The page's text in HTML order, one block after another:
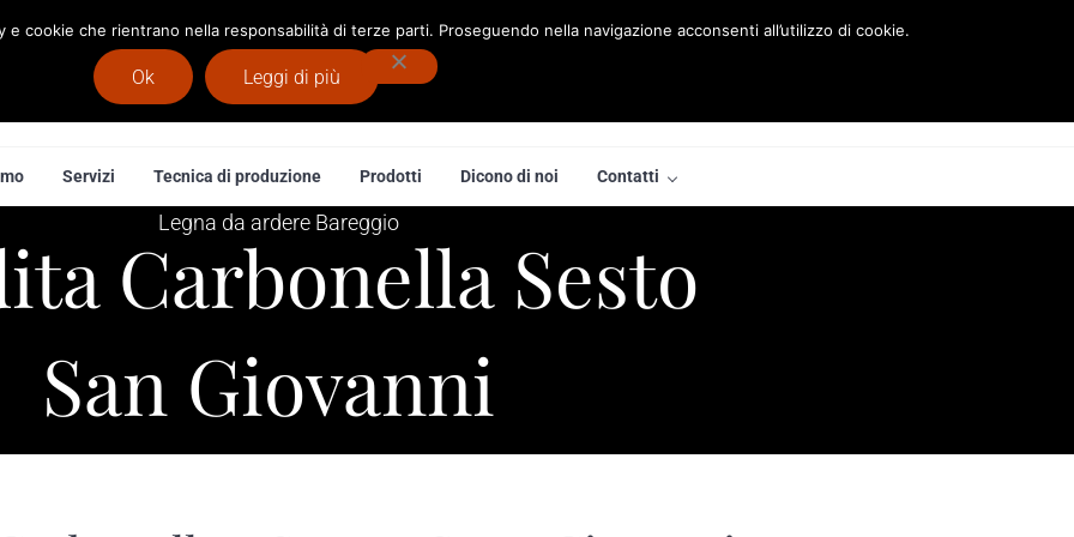
Servizi Tecnica di produzione Prodotti Dicono di noi Contatti
Carbonella Sesto
San Giovanni
cookie che rientrano nella responsabilità di terze parti. Proseguendo nella navigazione acconsenti all’utilizzo di cookie.
Ok Leggi di più